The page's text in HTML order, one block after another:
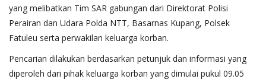
yang melibatkan Tim SAR gabungan dari Direktorat Polisi
Perairan dan Udara Polda NTT, Basarnas Kupang, Polsek
Fatuleu serta perwakilan keluarga korban.
Pencarian dilakukan berdasarkan petunjuk dan informasi yang
diperoleh dari pihak keluarga korban yang dimulai pukul 09.05